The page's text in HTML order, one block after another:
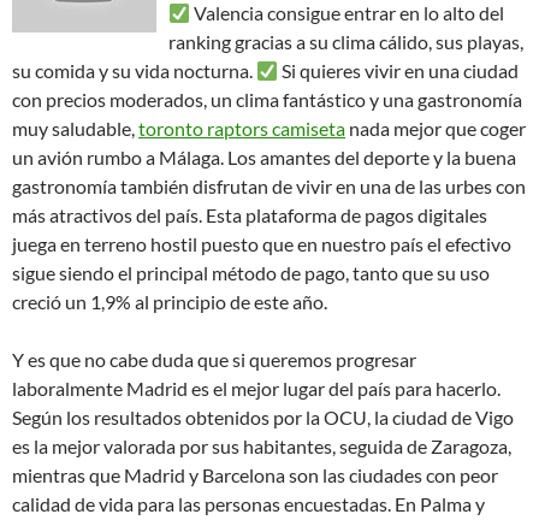
Valencia consigue entrar en lo alto del
ranking gracias a su clima cálido, sus playas,
su comida y su vida nocturna.
Si quieres vivir en una ciudad
con precios moderados, un clima fantástico y una gastronomía
muy saludable,toronto raptors camiseta nada mejor que coger
un avión rumbo a Málaga. Los amantes del deporte y la buena
gastronomía también disfrutan de vivir en una de las urbes con
más atractivos del país. Esta plataforma de pagos digitales
juega en terreno hostil puesto que en nuestro país el efectivo
sigue siendo el principal método de pago, tanto que su uso
creció un 1,9% al principio de este año.
Y es que no cabe duda que si queremos progresar
laboralmente Madrid es el mejor lugar del país para hacerlo.
Según los resultados obtenidos por la OCU, la ciudad de Vigo
es la mejor valorada por sus habitantes, seguida de Zaragoza,
mientras que Madrid y Barcelona son las ciudades con peor
calidad de vida para las personas encuestadas. En Palma y